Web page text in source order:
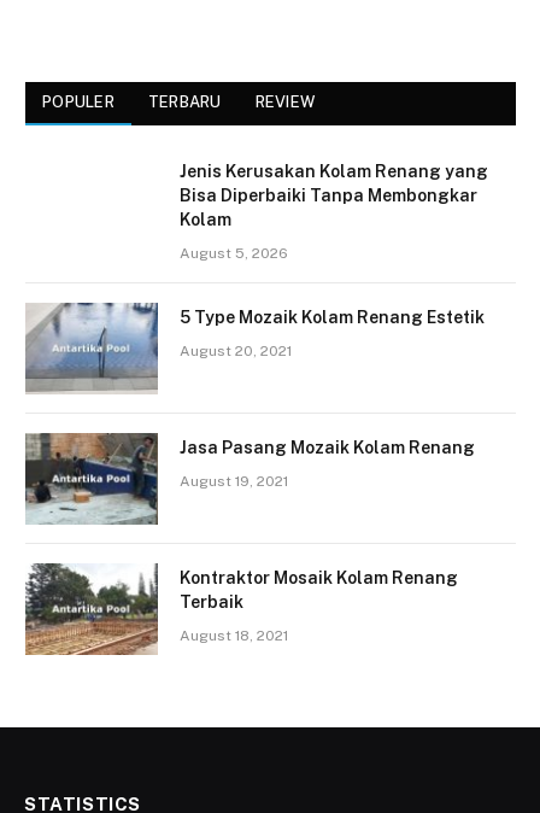
POPULER TERBARU REVIEW
Jenis Kerusakan Kolam Renang yang
Bisa Diperbaiki Tanpa Membongkar
Kolam
August 5, 2026
5 Type Mozaik Kolam Renang Estetik
August 20, 2021
Jasa Pasang Mozaik Kolam Renang
August 19, 2021
Kontraktor Mosaik Kolam Renang
Terbaik
August 18, 2021
STATISTICS